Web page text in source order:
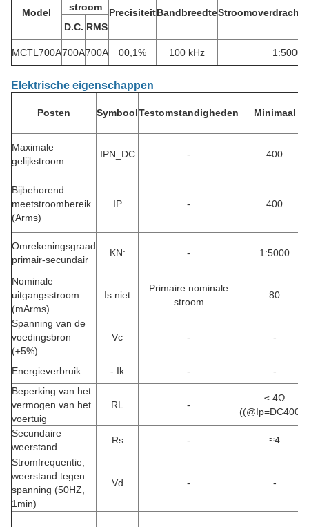
Model
stroom
PrecisiteitBandbreedte
D.C. RMS
MCTL700A700A700A 00,1% 100 kHz 1:5000
Elektrische eigenschappen
Posten SymboolTestomstandigheden Minimaal
Maximale
gelijkstroom
IPN_DC - 400
Bijbehorend
meetstroombereik
(Arms)
IP - 400
Omrekeningsgraad
primair-secundair
KN: - 1:5000
Nominale
uitgangsstroom
(mArms)
Is niet
Primaire nominale
stroom
80
Spanning van de
voedingsbron
(±5%)
Vc - -
Energieverbruik - Ik -
-
Beperking van het
vermogen van het
voertuig
RL -
≤ 4Ω
((@Ip=DC400A)
Secundaire
weerstand
Rs -
≈4
Stromfrequentie,
weerstand tegen
spanning (50HZ,
1min)
Vd - -